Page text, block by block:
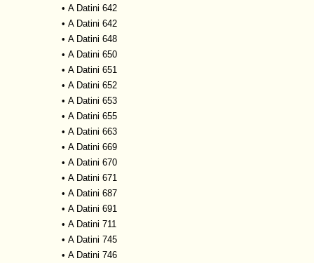
• A Datini 642
• A Datini 642
• A Datini 648
• A Datini 650
• A Datini 651
• A Datini 652
• A Datini 653
• A Datini 655
• A Datini 663
• A Datini 669
• A Datini 670
• A Datini 671
• A Datini 687
• A Datini 691
• A Datini 711
• A Datini 745
• A Datini 746